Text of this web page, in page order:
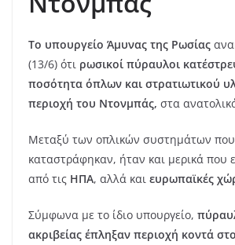
Το υπουργείο Άμυνας της Ρωσίας
(13/6) ότι ρωσικοί πύραυλοι
ποσότητα όπλων και στρατιωτικού
περιοχή του Ντονμπάς, στα
Μεταξύ των οπλικών συστημάτων που
καταστράφηκαν, ήταν και μερικά που
από τις ΗΠΑ, αλλά και ευρωπαϊκές
Σύμφωνα με το ίδιο υπουργείο,
ακριβείας έπληξαν περιοχή κοντά